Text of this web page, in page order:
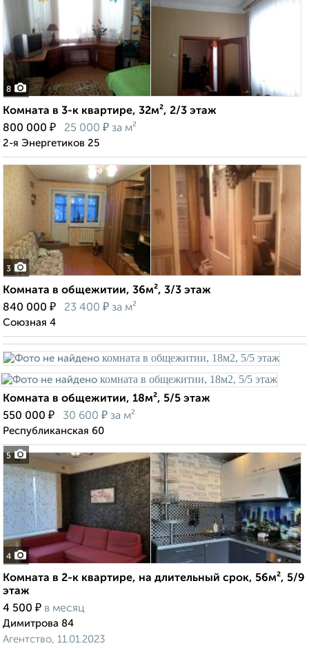
8
Комната в 3-к квартире, 32м², 2/3 этаж
800 000 ₽ 25 000 ₽ за м²
2-я Энергетиков 25
3
Комната в общежитии, 36м², 3/3 этаж
840 000 ₽ 23 400 ₽ за м²
Союзная 4
5
Комната в общежитии, 18м², 5/5 этаж
550 000 ₽ 30 600 ₽ за м²
Республиканская 60
4
Комната в 2-к квартире, на длительный срок, 56м², 5/9
этаж
4 500 ₽ в месяц
Димитрова 84
Агентство, 11.01.2023